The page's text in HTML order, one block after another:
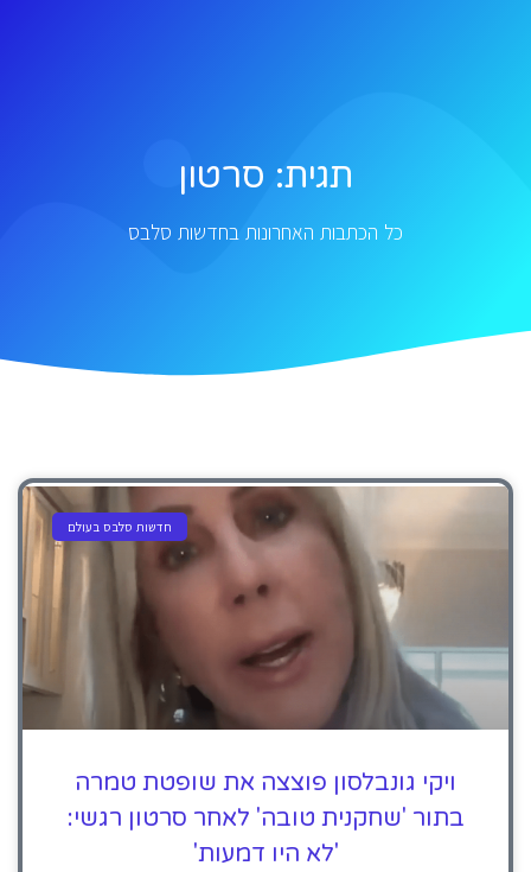
תגית: סרטון
כל הכתבות האחרונות בחדשות סלבס
חדשות סלבס בעולם
ויקי גונבלסון פוצצה את שופטת טמרה
בתור 'שחקנית טובה' לאחר סרטון רגשי:
'לא היו דמעות'